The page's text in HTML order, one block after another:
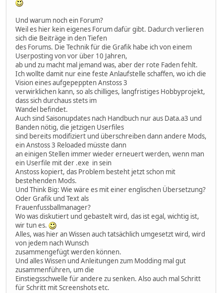
Und warum noch ein Forum?
Weil es hier kein eigenes Forum dafür gibt. Dadurch verlieren
sich die Beiträge in den Tiefen
des Forums. Die Technik für die Grafik habe ich von einem
Userposting von vor über 10 Jahren,
ab und zu macht mal jemand was, aber der rote Faden fehlt.
Ich wollte damit nur eine feste Anlaufstelle schaffen, wo ich die
Vision eines aufgepeppten Anstoss 3
verwirklichen kann, so als chilliges, langfristiges Hobbyprojekt,
dass sich durchaus stets im
Wandel befindet.
Auch sind Saisonupdates nach Handbuch nur aus Data.a3 und
Banden nötig, die jetzigen Userfiles
sind bereits modifiziert und überschreiben dann andere Mods,
ein Anstoss 3 Reloaded müsste dann
an einigen Stellen immer wieder erneuert werden, wenn man
ein Userfile mit der .exe in sein
Anstoss kopiert, das Problem besteht jetzt schon mit
bestehenden Mods.
Und Think Big: Wie wäre es mit einer englischen Übersetzung?
Oder Grafik und Text als
Frauenfussballmanager?
Wo was diskutiert und gebastelt wird, das ist egal, wichtig ist,
wir tun es.
Alles, was hier an Wissen auch tatsächlich umgesetzt wird, wird
von jedem nach Wunsch
zusammengefügt werden können.
Und alles Wissen und Anleitungen zum Modding mal gut
zusammenführen, um die
Einstiegsschwelle für andere zu senken. Also auch mal Schritt
für Schritt mit Screenshots etc.